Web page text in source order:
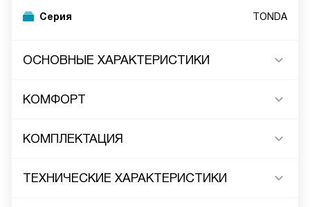
Серия TONDA
ОСНОВНЫЕ ХАРАКТЕРИСТИКИ
КОМФОРТ
КОМПЛЕКТАЦИЯ
ТЕХНИЧЕСКИЕ ХАРАКТЕРИСТИКИ